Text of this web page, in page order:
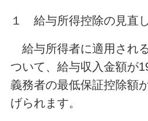
１ 給与所得控除の見直し
給与所得者に適用され
ついて、給与収入金額が
義務者の最低保証控除額
げられます。